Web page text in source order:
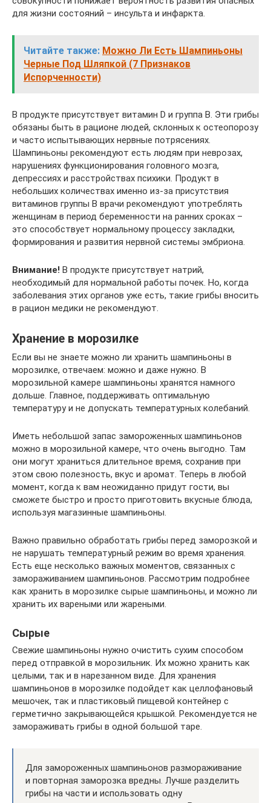
для жизни состояний – инсульта и инфаркта.
Читайте также: Можно Ли Есть Шампиньоны
Черные Под Шляпкой (7 Признаков
Испорченности)
В продукте присутствует витамин D и группа В. Эти грибы
обязаны быть в рационе людей, склонных к остеопорозу
и часто испытывающих нервные потрясениях.
Шампиньоны рекомендуют есть людям при неврозах,
нарушениях функционирования головного мозга,
депрессиях и расстройствах психики. Продукт в
небольших количествах именно из-за присутствия
витаминов группы В врачи рекомендуют употреблять
женщинам в период беременности на ранних сроках –
это способствует нормальному процессу закладки,
формирования и развития нервной системы эмбриона.
Внимание! В продукте присутствует натрий,
необходимый для нормальной работы почек. Но, когда
заболевания этих органов уже есть, такие грибы вносить
в рацион медики не рекомендуют.
Хранение в морозилке
Если вы не знаете можно ли хранить шампиньоны в
морозилке, отвечаем: можно и даже нужно. В
морозильной камере шампиньоны хранятся намного
дольше. Главное, поддерживать оптимальную
температуру и не допускать температурных колебаний.
Иметь небольшой запас замороженных шампиньонов
можно в морозильной камере, что очень выгодно. Там
они могут храниться длительное время, сохранив при
этом свою полезность, вкус и аромат. Теперь в любой
момент, когда к вам неожиданно придут гости, вы
сможете быстро и просто приготовить вкусные блюда,
используя магазинные шампиньоны.
Важно правильно обработать грибы перед заморозкой и
не нарушать температурный режим во время хранения.
Есть еще несколько важных моментов, связанных с
замораживанием шампиньонов. Рассмотрим подробнее
как хранить в морозилке сырые шампиньоны, и можно ли
хранить их вареными или жареными.
Сырые
Свежие шампиньоны нужно очистить сухим способом
перед отправкой в морозильник. Их можно хранить как
целыми, так и в нарезанном виде. Для хранения
шампиньонов в морозилке подойдет как целлофановый
мешочек, так и пластиковый пищевой контейнер с
герметично закрывающейся крышкой. Рекомендуется не
замораживать грибы в одной большой таре.
Для замороженных шампиньонов размораживание
и повторная заморозка вредны. Лучше разделить
грибы на части и использовать одну